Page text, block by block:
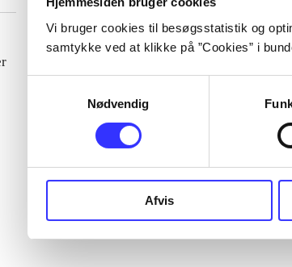
Vi bruger cookies til besøgsstatistik og
samtykke ved at klikke på ”Cookies” i
Nødvendig
Afvis
...
...
...
...
...